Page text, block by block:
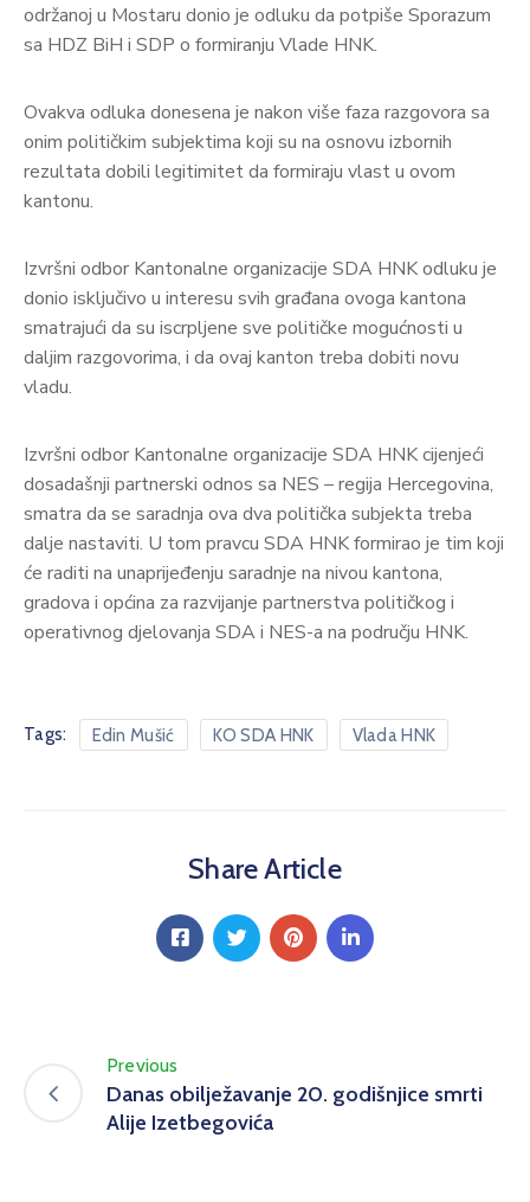
održanoj u Mostaru donio je odluku da potpiše Sporazum
sa HDZ BiH i SDP o formiranju Vlade HNK.
Ovakva odluka donesena je nakon više faza razgovora sa
onim političkim subjektima koji su na osnovu izbornih
rezultata dobili legitimitet da formiraju vlast u ovom
kantonu.
Izvršni odbor Kantonalne organizacije SDA HNK odluku je
donio isključivo u interesu svih građana ovoga kantona
smatrajući da su iscrpljene sve političke mogućnosti u
daljim razgovorima, i da ovaj kanton treba dobiti novu
vladu.
Izvršni odbor Kantonalne organizacije SDA HNK cijenjeći
dosadašnji partnerski odnos sa NES – regija Hercegovina,
smatra da se saradnja ova dva politička subjekta treba
dalje nastaviti. U tom pravcu SDA HNK formirao je tim koji
će raditi na unaprijeđenju saradnje na nivou kantona,
gradova i općina za razvijanje partnerstva političkog i
operativnog djelovanja SDA i NES-a na području HNK.
Tags: Edin Mušić KO SDA HNK Vlada HNK
Share Article
Previous
Danas obilježavanje 20. godišnjice smrti
Alije Izetbegovića